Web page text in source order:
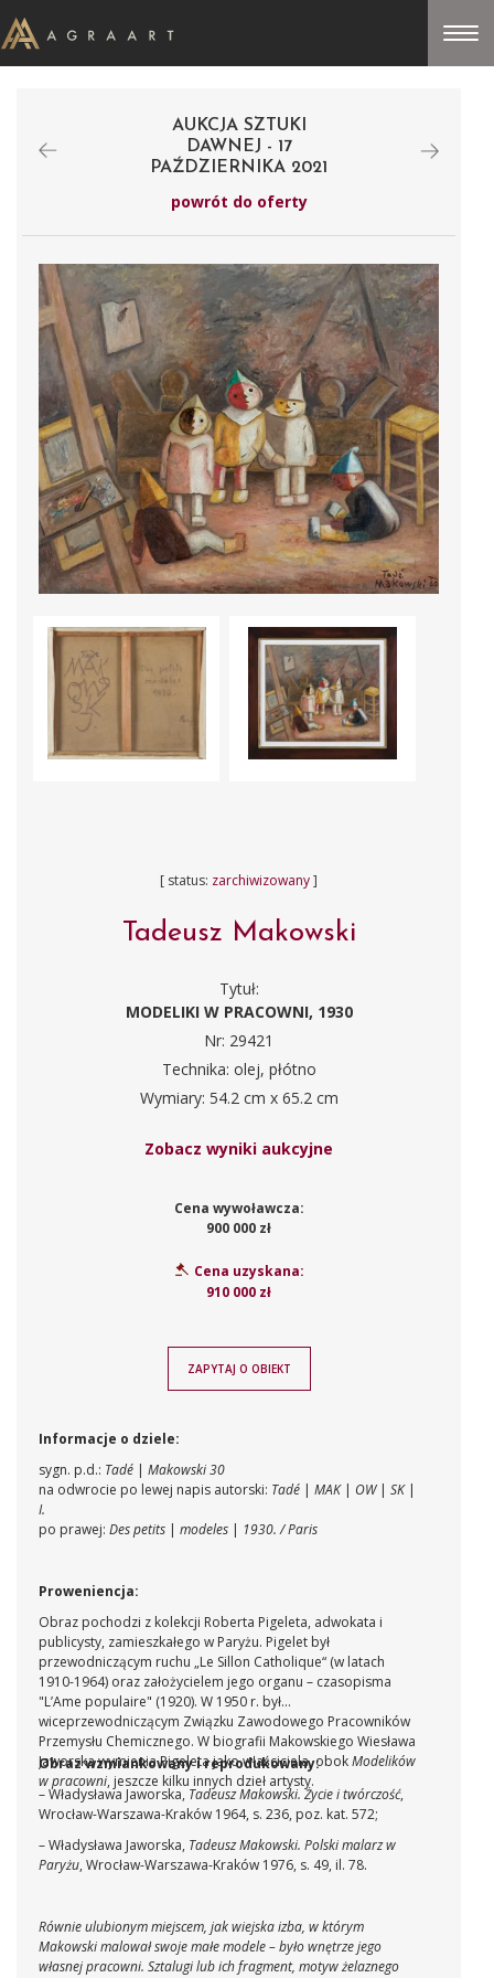
AUKCJA SZTUKI
DAWNEJ - 17
PAŹDZIERNIKA 2021
powrót do oferty
[ status: zarchiwizowany]
Tadeusz Makowski
Tytuł:
MODELIKI W PRACOWNI, 1930
Nr: 29421
Technika: olej, płótno
Wymiary: 54.2 cm x 65.2 cm
Zobacz wyniki aukcyjne
Cena wywoławcza:
900 000 zł
Cena uzyskana:
910 000 zł
ZAPYTAJ O OBIEKT
Informacje o dziele:
sygn. p.d.: Tadé
Makowski 30
na odwrocie po lewej napis autorski: Tadé MAK OW SK
I.
po prawej: Des petits modeles 1930. / Paris
Proweniencja:
Obraz pochodzi z kolekcji Roberta Pigeleta, adwokata i
publicysty, zamieszkałego w Paryżu. Pigelet był
przewodniczącym ruchu „Le Sillon Catholique“ (w latach
1910-1964) oraz założycielem jego organu – czasopisma
"L’Ame populaire" (1920). W 1950 r. był
wiceprzewodniczącym Związku Zawodowego Pracowników
Przemysłu Chemicznego. W biografii Makowskiego Wiesława
Jaworska wymienia Pigeleta jako właściciela, obokModelików
w pracowni, jeszcze kilku innych dzieł artysty.
Obraz wzmiankowany i reprodukowany:
– Władysława Jaworska, Tadeusz Makowski. Życie i twórczość,
Wrocław-Warszawa-Kraków 1964, s. 236, poz. kat. 572;
– Władysława Jaworska, Tadeusz Makowski. Polski malarz w
Paryżu, Wrocław-Warszawa-Kraków 1976, s. 49, il. 78.
Równie ulubionym miejscem, jak wiejska izba, w którym
Makowski malował swoje małe modele – było wnętrze jego
własnej pracowni. Sztalugi lub ich fragment, motyw żelaznego